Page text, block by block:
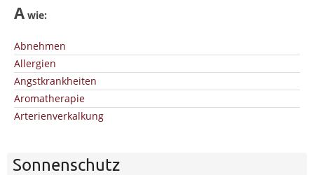
A wie:
Abnehmen
Allergien
Angstkrankheiten
Aromatherapie
Arterienverkalkung
Sonnenschutz